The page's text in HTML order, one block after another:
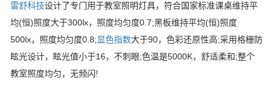
雷舒科技设计了专门用于教室照明灯具，符合国家标准课桌维持平
均(恒)照度大于300lx，照度均匀度0.7;黑板维持平均(恒)照度
500lx，照度均匀度0.8;显色指数大于90，色彩还原性高;采用格栅防
眩光设计，眩光值小于16，不刺眼;色温是5000K，舒适柔和;整个
教室照度均匀，无频闪!